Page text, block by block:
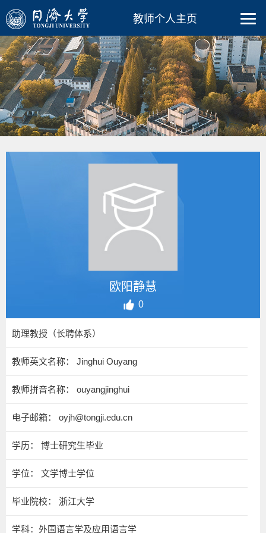
教师个人主页
欧阳静慧
0
助理教授（长聘体系）
教师英文名称： Jinghui Ouyang
教师拼音名称： ouyangjinghui
电子邮箱： oyjh@tongji.edu.cn
学历： 博士研究生毕业
学位： 文学博士学位
毕业院校： 浙江大学
学科：外国语言学及应用语言学